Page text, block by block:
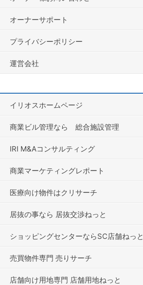
オーナーサポート
プライバシーポリシー
運営会社
イリオスホームページ
商業ビル管理なら 総合施設管理
IRI M&Aコンサルティング
商業マーケティングレポート
医療向け物件はクリサーチ
居抜の事なら 居抜交渉ねっと
ショッピングセンターならSC店舗ねっと
売買物件専門 売りサーチ
店舗向け用地専門 店舗用地ねっと